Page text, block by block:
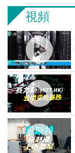
視頻